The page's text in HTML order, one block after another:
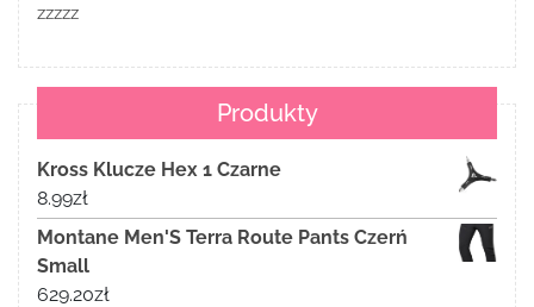
zzzzz
Produkty
Kross Klucze Hex 1 Czarne
8.99zł
Montane Men'S Terra Route Pants Czerń
Small
629.20zł